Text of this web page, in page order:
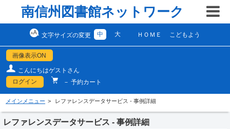
南信州図書館ネットワーク
文字サイズの変更 中 大 ＨＯＭＥ こどもよう
画像表示ON
こんにちはゲストさん
ログイン
－ 予約カート
メインメニュー レファレンスデータサービス - 事例詳細
レファレンスデータサービス - 事例詳細